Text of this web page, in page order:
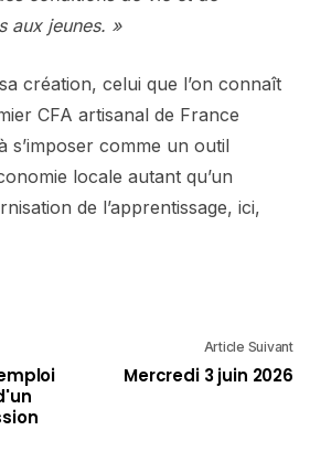
aux jeunes. »
création, celui que l’on connaît
CFA artisanal de France
s’imposer comme un outil
locale autant qu’un
de l’apprentissage, ici,
Article Suivant
Mercredi 3 juin 2026